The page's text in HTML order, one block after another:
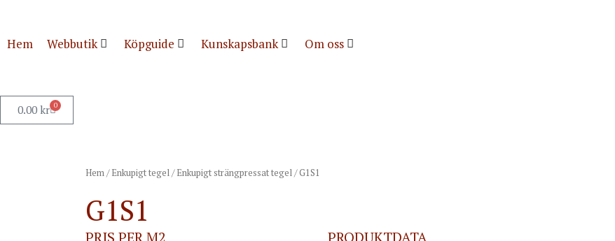
Hem Webbutik Köpguide Kunskapsbank Om oss
0.00 kr 0
Hem/Enkupigt tegel/Enkupigt strängpressat tegel/ G1S1
G1S1
PRIS PER M2 PRODUKTDATA